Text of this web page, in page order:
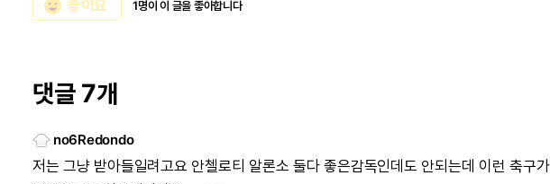
emoji_emotions 좋아요 1명이 이 글을 좋아합니다
댓글 7개
no6Redondo
저는 그냥 받아들일려고요 안첼로티 알론소 둘다 좋은감독인데도 안되는데 이런 축구가